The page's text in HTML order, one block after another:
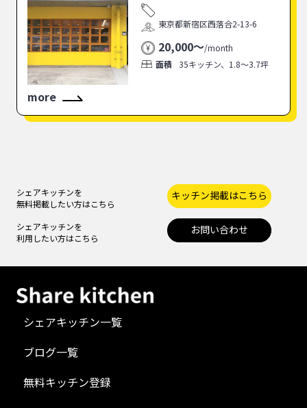
東京都新宿区西落合2-13-6
20,000〜/month
面積
35キッチン、1.8〜3.7坪
more
シェアキッチンを
無料掲載したい方はこちら
キッチン掲載はこちら
シェアキッチンを
利用したい方はこちら
お問い合わせ
シェアキッチン一覧
ブログ一覧
無料キッチン登録